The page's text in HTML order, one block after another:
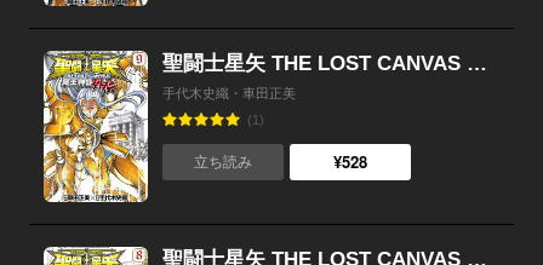
聖闘士星矢 THE LOST CANVAS 冥王神話外伝 （9）
手代木史織・車田正美
(1)
立ち読み ¥528
聖闘士星矢 THE LOST CANVAS 冥王神話外伝 （8）